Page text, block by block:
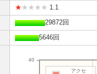
★★★★★ 1.1
29872回
5646回
40
アクセ